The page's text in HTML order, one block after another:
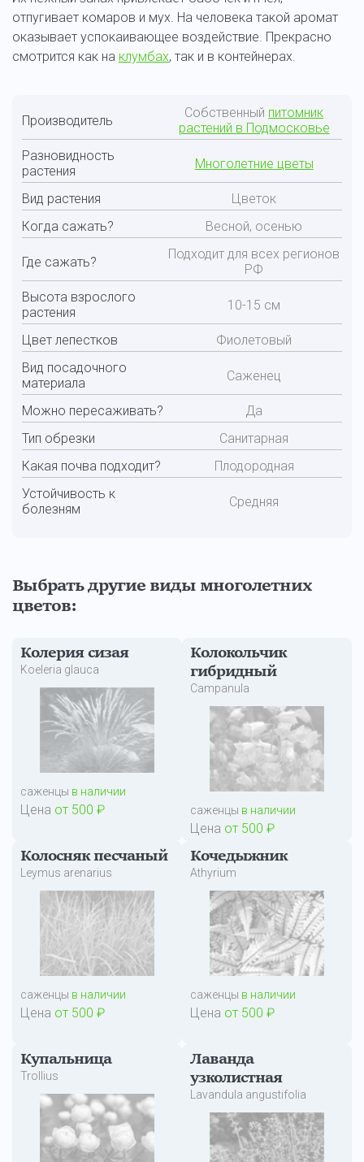
отпугивает комаров и мух. На человека такой аромат
оказывает успокаивающее воздействие. Прекрасно
смотрится как на клумбах, так и в контейнерах.
Производитель Собственный питомник
растений в Подмосковье
Разновидность
растения
Многолетние цветы
Вид растения
Цветок
Когда сажать?
Весной, осенью
Где сажать?
Подходит для всех регионов
РФ
Высота взрослого
растения
10-15 см
Цвет лепестков
Фиолетовый
Вид посадочного
материала
Саженец
Можно пересаживать?
Да
Тип обрезки
Санитарная
Какая почва подходит?
Плодородная
Устойчивость к
болезням
Средняя
Выбрать другие виды многолетних
цветов:
Колерия сизая
Koeleria glauca
саженцы в наличии
Цена от 500 ₽
Колокольчик
гибридный
Campanula
саженцы в наличии
Цена от 500 ₽
Колосняк песчаный
Leymus arenarius
саженцы в наличии
Цена от 500 ₽
Кочедыжник
Athyrium
саженцы в наличии
Цена от 500 ₽
Купальница
Trollius
Лаванда
узколистная
Lavandula angustifolia